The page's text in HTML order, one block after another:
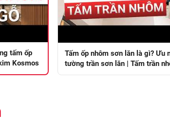
tấm ốp
Kosmos
Tấm ốp nhôm sơn lăn là gì? Ưu
tường trần sơn lăn | Tấm trần